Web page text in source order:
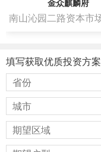
金众麒麟府
填写获取优质投资方案